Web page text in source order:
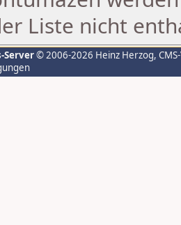
Liste nicht
Server© 2006-2026 Heinz Herzog,